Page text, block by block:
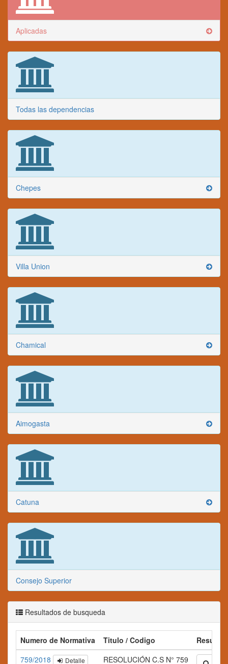
Aplicadas
Todas las dependencias
Chepes
Villa Union
Chamical
Aimogasta
Catuna
Consejo Superior
Resultados de busqueda
Numero de Normativa Titulo / Codigo
759/2018
Detalle RESOLUCIÓN C.S N° 759